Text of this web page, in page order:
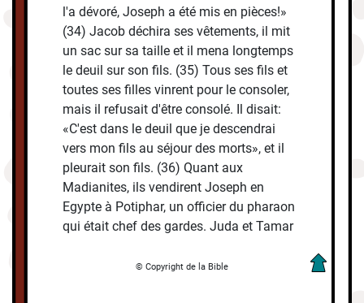
l'a dévoré, Joseph a été mis en pièces!»
(34) Jacob déchira ses vêtements, il mit
un sac sur sa taille et il mena longtemps
le deuil sur son fils. (35) Tous ses fils et
toutes ses filles vinrent pour le consoler,
mais il refusait d'être consolé. Il disait:
«C'est dans le deuil que je descendrai
vers mon fils au séjour des morts», et il
pleurait son fils. (36) Quant aux
Madianites, ils vendirent Joseph en
Egypte à Potiphar, un officier du pharaon
qui était chef des gardes. Juda et Tamar
© Copyright de la Bible